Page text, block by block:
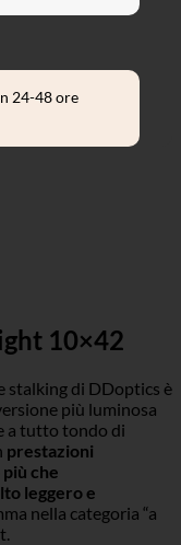
24-48 ore
10×42
stalking di DDoptics è
più luminosa
a tutto tondo di
prestazioni
che
leggero e
nella categoria “a